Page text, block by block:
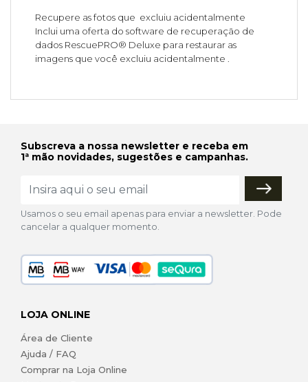
Recupere as fotos que excluiu acidentalmente
Inclui uma oferta do software de recuperação de
dados RescuePRO® Deluxe para restaurar as
imagens que você excluiu acidentalmente .
Subscreva a nossa newsletter e receba em
1ª mão novidades, sugestões e campanhas.
Usamos o seu email apenas para enviar a newsletter. Pode
cancelar a qualquer momento.
LOJA ONLINE
Área de Cliente
Ajuda / FAQ
Comprar na Loja Online